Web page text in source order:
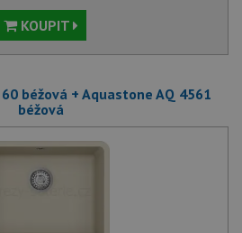
KOUPIT
béžová + Aquastone AQ 4561
béžová